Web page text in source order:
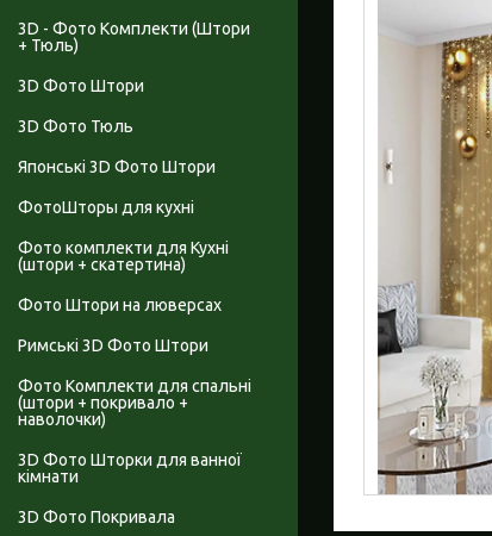
3D - Фото Комплекти (Штори
+ Тюль)
3D Фото Штори
3D Фото Тюль
Японські 3D Фото Штори
ФотоШторы для кухні
Фото комплекти для Кухні
(штори + скатертина)
Фото Штори на люверсах
Римські 3D Фото Штори
Фото Комплекти для спальні
(штори + покривало +
наволочки)
3D Фото Шторки для ванної
кімнати
3D Фото Покривала